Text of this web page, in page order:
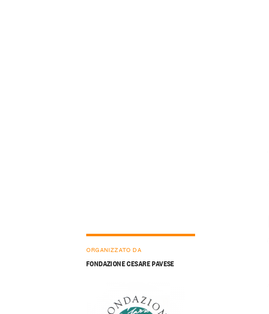
ORGANIZZATO DA
FONDAZIONE CESARE PAVESE